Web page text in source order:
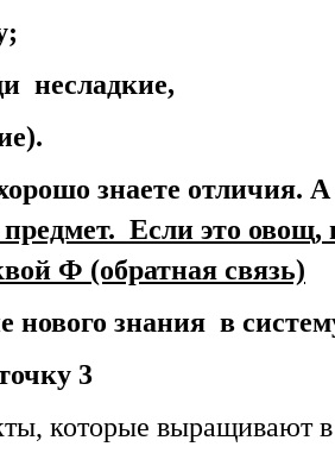
несладкие,
знаете отличия.
Если это овощ,
Ф (обратная связь)
нового знания в
3
которые выращивают